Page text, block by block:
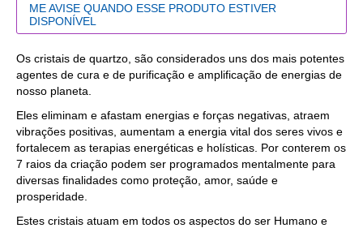
ME AVISE QUANDO ESSE PRODUTO ESTIVER
DISPONÍVEL
Os cristais de quartzo, são considerados uns dos mais potentes
agentes de cura e de purificação e amplificação de energias de
nosso planeta.
Eles eliminam e afastam energias e forças negativas, atraem
vibrações positivas, aumentam a energia vital dos seres vivos e
fortalecem as terapias energéticas e holísticas. Por conterem os
7 raios da criação podem ser programados mentalmente para
diversas finalidades como proteção, amor, saúde e
prosperidade.
Estes cristais atuam em todos os aspectos do ser Humano e